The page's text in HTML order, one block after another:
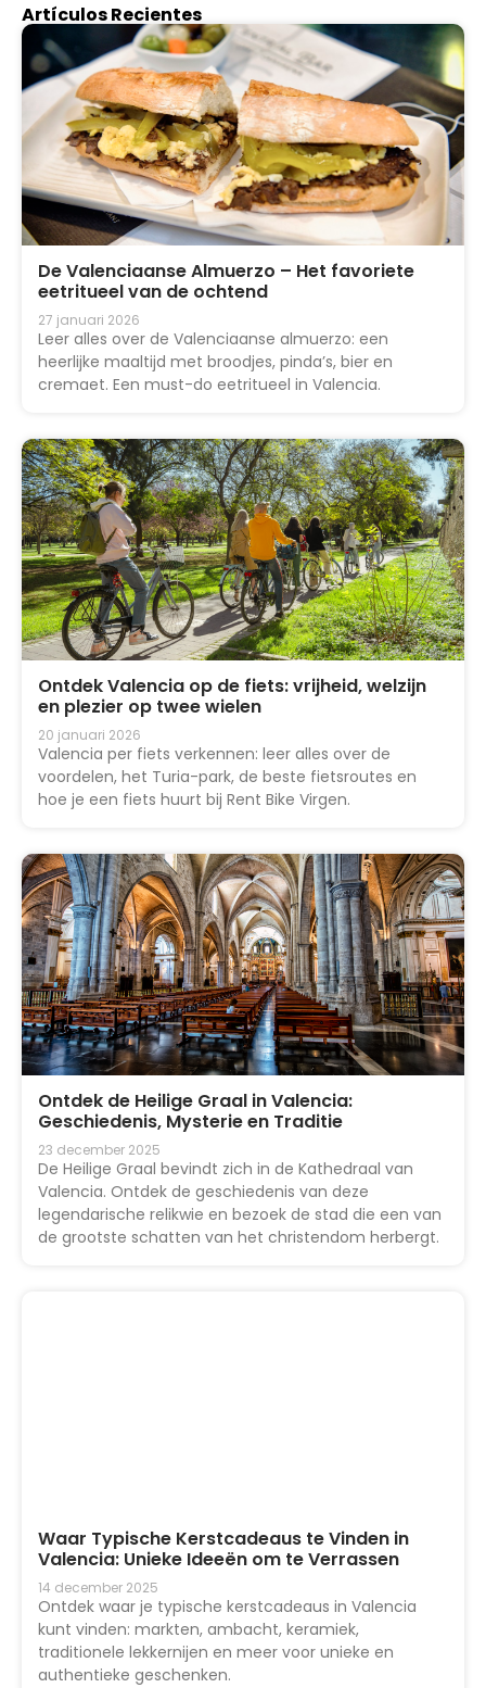
Artículos Recientes
De Valenciaanse Almuerzo – Het favoriete
eetritueel van de ochtend
27 januari 2026
Leer alles over de Valenciaanse almuerzo: een
heerlijke maaltijd met broodjes, pinda’s, bier en
cremaet. Een must-do eetritueel in Valencia.
Ontdek Valencia op de fiets: vrijheid, welzijn
en plezier op twee wielen
20 januari 2026
Valencia per fiets verkennen: leer alles over de
voordelen, het Turia-park, de beste fietsroutes en
hoe je een fiets huurt bij Rent Bike Virgen.
Ontdek de Heilige Graal in Valencia:
Geschiedenis, Mysterie en Traditie
23 december 2025
De Heilige Graal bevindt zich in de Kathedraal van
Valencia. Ontdek de geschiedenis van deze
legendarische relikwie en bezoek de stad die een van
de grootste schatten van het christendom herbergt.
Waar Typische Kerstcadeaus te Vinden in
Valencia: Unieke Ideeën om te Verrassen
14 december 2025
Ontdek waar je typische kerstcadeaus in Valencia
kunt vinden: markten, ambacht, keramiek,
traditionele lekkernijen en meer voor unieke en
authentieke geschenken.